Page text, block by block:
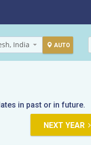
India AUTO
in past or in future.
NEXT YEAR